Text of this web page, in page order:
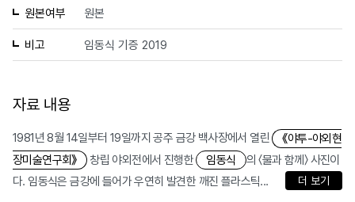
원본여부 원본
비고 임동식 기증 2019
자료 내용
1981년 8월 14일부터 19일까지 공주 금강 백사장에서 열린
《야투-야외현
장미술연구회》
창립 야외전에서 진행한 임동식
의 〈물과 함께〉 사진이
다. 임동식은 금강에 들어가 우연히 발견한 깨진 플라스틱...
더 보기